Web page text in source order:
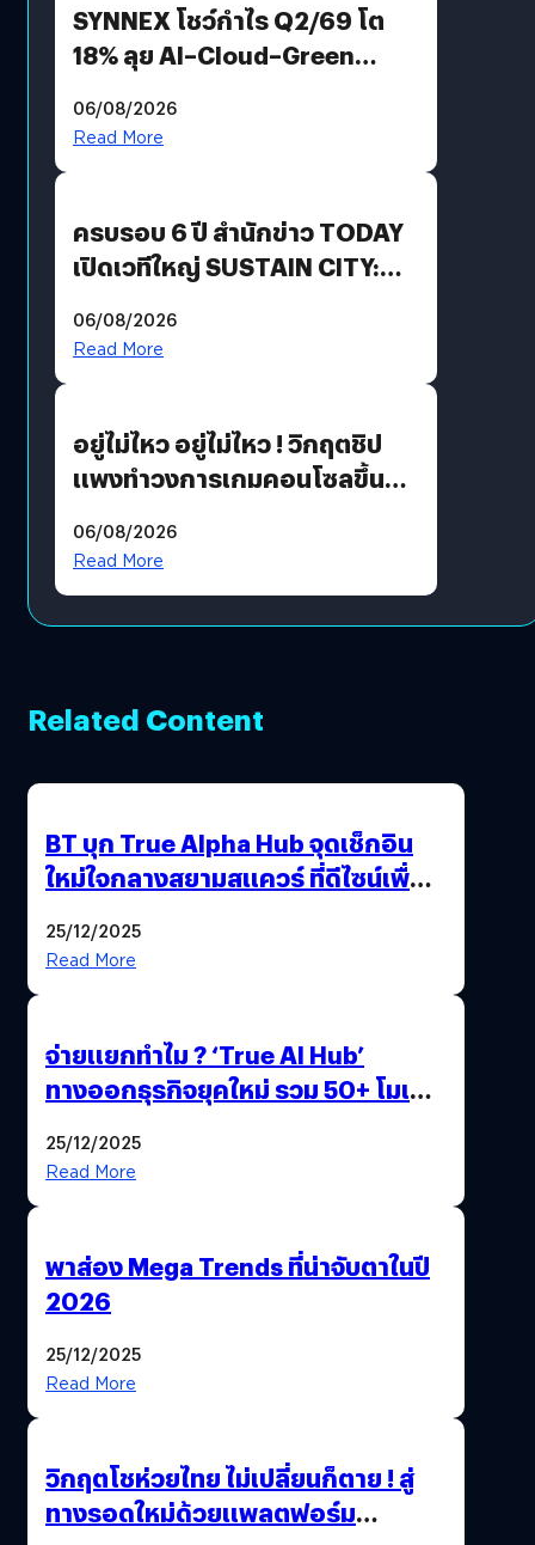
SYNNEX โชว์กำไร Q2/69 โต
18% ลุย AI–Cloud–Green
Revenue เร่งเครื่อง New
06/08/2026
Read More
ครบรอบ 6 ปี สำนักข่าว TODAY
เปิดเวทีใหญ่ SUSTAIN CITY:
แนวทางปรับตัวสู่เศรษฐกิจสี
06/08/2026
Read More
อยู่ไม่ไหว อยู่ไม่ไหว ! วิกฤตชิป
แพงทำวงการเกมคอนโซลขึ้น
?
06/08/2026
Read More
Related Content
BT บุก True Alpha Hub จุดเช็กอิน
ใหม่ใจกลางสยามสแควร์ ที่ดีไซน์เพื่อ
25/12/2025
Read More
จ่ายแยกทำไม ? ‘True AI Hub’
ทางออกธุรกิจยุคใหม่ รวม 50+ โมเดล
25/12/2025
Read More
พาส่อง Mega Trends ที่น่าจับตาในปี
2026
25/12/2025
Read More
วิกฤตโชห่วยไทย ไม่เปลี่ยนก็ตาย ! สู่
ทางรอดใหม่ด้วยแพลตฟอร์ม